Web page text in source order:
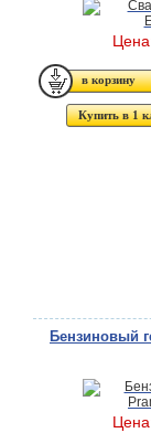
Купить в 1
Бензиновый